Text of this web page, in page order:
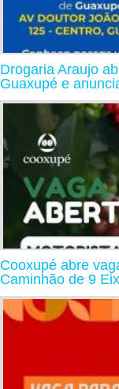
Drogaria Araujo
Guaxupé e
Cooxupé abre
Caminhão de 9